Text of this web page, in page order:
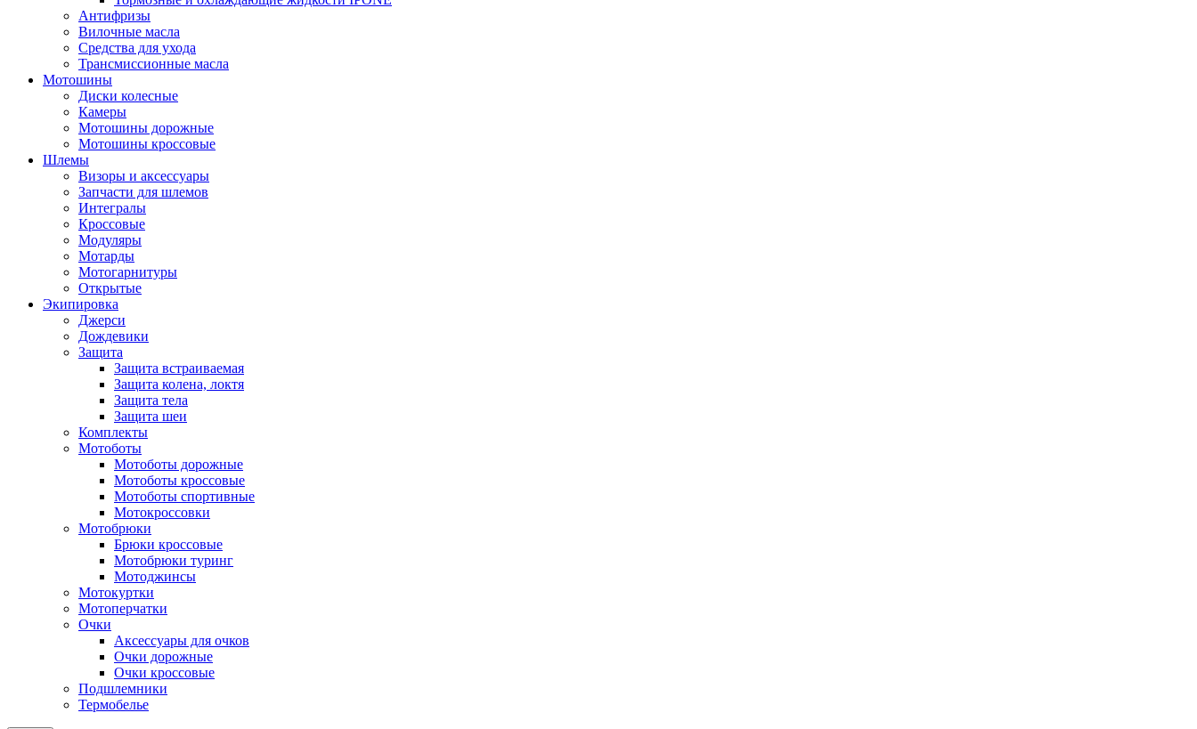
Антифризы
Вилочные масла
Средства для ухода
Трансмиссионные масла
Мотошины
Диски колесные
Камеры
Мотошины дорожные
Мотошины кроссовые
Шлемы
Визоры и аксессуары
Запчасти для шлемов
Интегралы
Кроссовые
Модуляры
Мотарды
Мотогарнитуры
Открытые
Экипировка
Джерси
Дождевики
Защита
Защита встраиваемая
Защита колена, локтя
Защита тела
Защита шеи
Комплекты
Мотоботы
Мотоботы дорожные
Мотоботы кроссовые
Мотоботы спортивные
Мотокроссовки
Мотобрюки
Брюки кроссовые
Мотобрюки туринг
Мотоджинсы
Мотокуртки
Мотоперчатки
Очки
Аксессуары для очков
Очки дорожные
Очки кроссовые
Подшлемники
Термобелье